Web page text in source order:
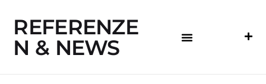
REFERENZE
N & NEWS